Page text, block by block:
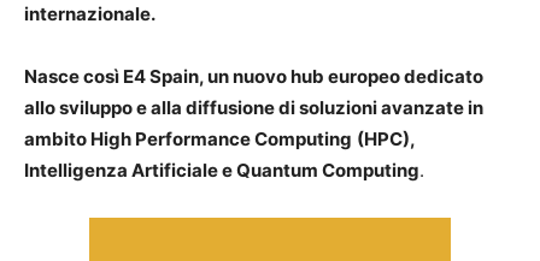
internazionale.
Nasce così E4 Spain, un nuovo hub europeo dedicato
allo sviluppo e alla diffusione di soluzioni avanzate in
ambito High Performance Computing (HPC),
Intelligenza Artificiale e Quantum Computing.